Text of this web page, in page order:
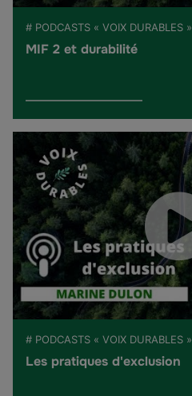
# PODCASTS « VOIX DURABLES »
MIF 2 et durabilité
# PODCASTS « VOIX DURABLES »
Les pratiques d'exclusion